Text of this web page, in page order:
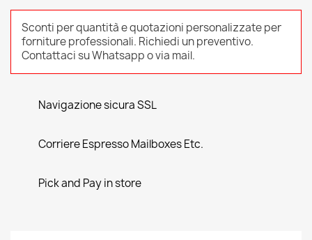
Sconti per quantità e quotazioni personalizzate per
forniture professionali. Richiedi un preventivo.
Contattaci su Whatsapp o via mail.
Navigazione sicura SSL
Corriere Espresso Mailboxes Etc.
Pick and Pay in store